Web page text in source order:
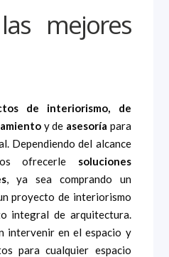
mejores
de interiorismo, de
y de asesoría para
Dependiendo del alcance
ofrecerle soluciones
, ya sea comprando un
proyecto de interiorismo
integral de arquitectura.
intervenir en el espacio y
para cualquier espacio